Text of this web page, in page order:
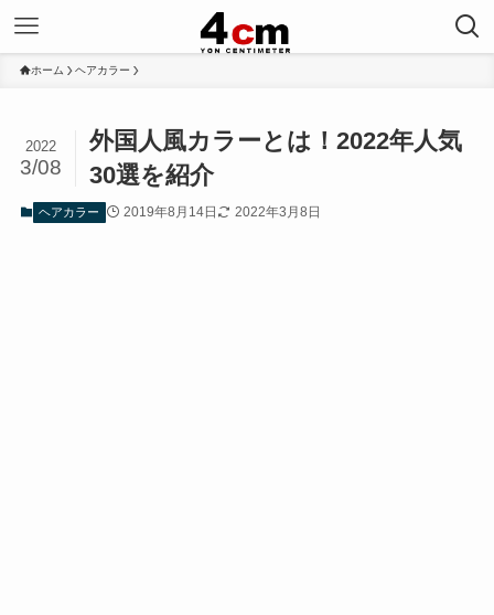
ホーム ヘアカラー
外国人風カラーとは！2022年人気
30選を紹介
2022
3/08
ヘアカラー 2019年8月14日 2022年3月8日